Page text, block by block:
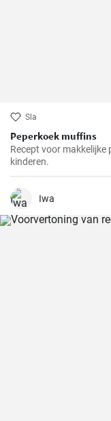
Sla
Peperkoek muffins
Recept voor
kinderen.
Iwa